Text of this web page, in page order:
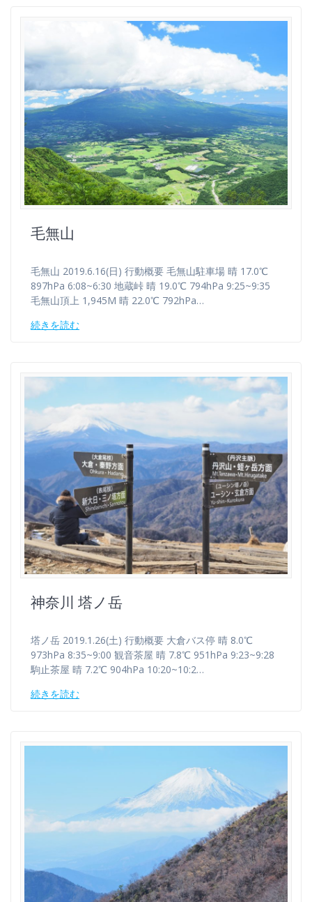
毛無山
毛無山 2019.6.16(日) 行動概要 毛無山駐車場 晴 17.0℃
897hPa 6:08~6:30 地蔵峠 晴 19.0℃ 794hPa 9:25~9:35
毛無山頂上 1,945M 晴 22.0℃ 792hPa…
続きを読む
神奈川 塔ノ岳
塔ノ岳 2019.1.26(土) 行動概要 大倉バス停 晴 8.0℃
973hPa 8:35~9:00 観音茶屋 晴 7.8℃ 951hPa 9:23~9:28
駒止茶屋 晴 7.2℃ 904hPa 10:20~10:2…
続きを読む